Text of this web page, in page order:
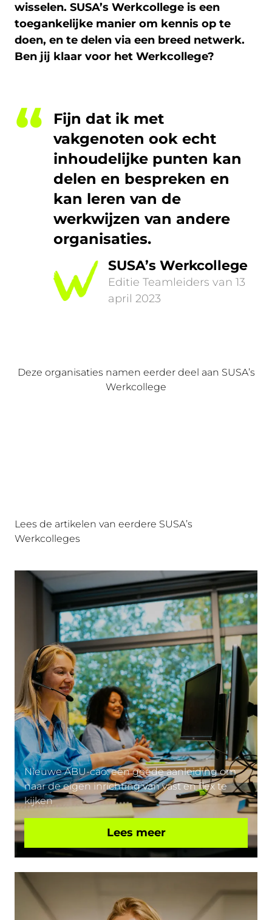
wisselen. SUSA’s Werkcollege is een
toegankelijke manier om kennis op te
doen, en te delen via een breed netwerk.
Ben jij klaar voor het Werkcollege?
Fijn dat ik met
vakgenoten ook echt
inhoudelijke punten kan
delen en bespreken en
kan leren van de
werkwijzen van andere
organisaties.
SUSA’s Werkcollege
Editie Teamleiders van 13
april 2023
Deze organisaties namen eerder deel aan SUSA’s
Werkcollege
Lees de artikelen van eerdere SUSA’s
Werkcolleges
Nieuwe ABU-cao: een goede aanleiding om
naar de eigen inrichting van vast en flex te
kijken
Lees meer